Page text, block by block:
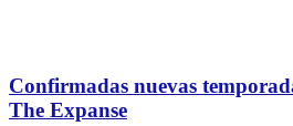
Confirmadas nuevas
The Expanse